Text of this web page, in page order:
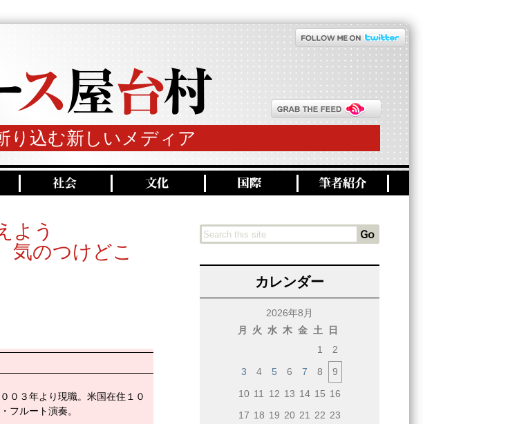
り込む新しいメディア
よう
気のつけどこ
０３年より現職。米国在住１０
フルート演奏。
カレンダー
2026年8月
月
火 水 木 金 土
日
1
2
3
4 5 6 7 8
9
10 11 12 13 14 15 16
17 18 19 20 21 22 23